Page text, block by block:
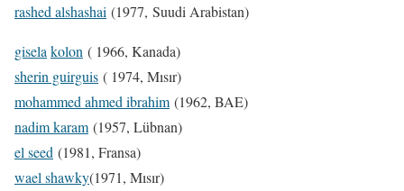
rashed alshashai (1977, Suudi Arabistan)
gisela kolon ( 1966, Kanada)
sherin guirguis ( 1974, Mısır)
mohammed ahmed ibrahim (1962, BAE)
nadim karam (1957, Lübnan)
el seed (1981, Fransa)
wael shawky(1971, Mısır)